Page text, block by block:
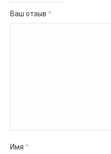
Ваш отзыв *
Имя *